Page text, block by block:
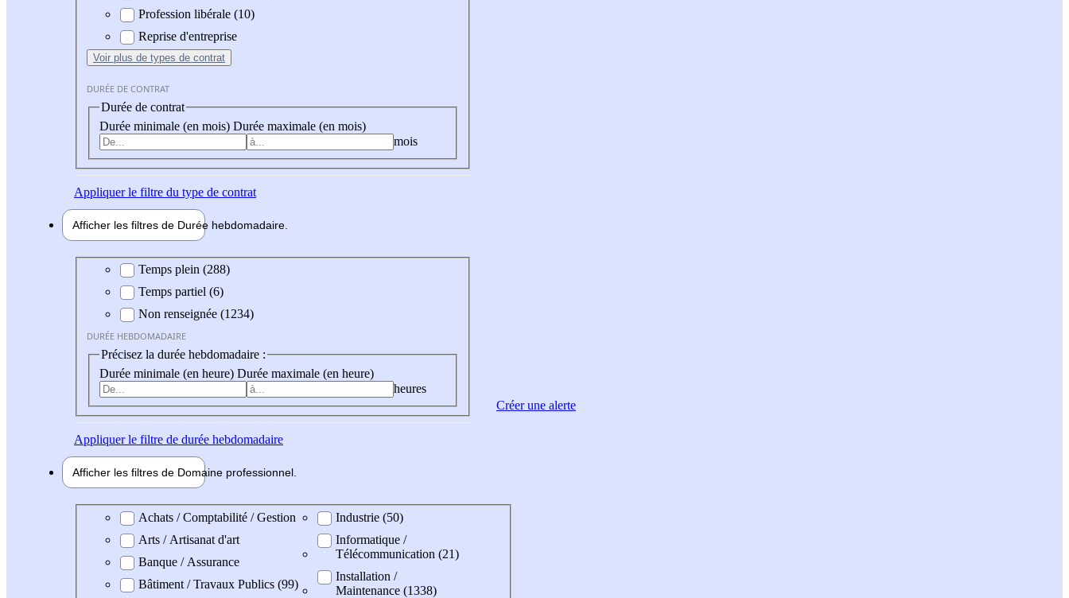
Profession libérale (10)
Reprise d'entreprise
Voir plus de types de contrat
DURÉE DE CONTRAT
Durée de contrat
Durée minimale (en mois) Durée maximale (en mois)
mois
Appliquerle filtre du type de contrat
Afficher les filtres de Durée hebdomadaire
Durée hebdomadaire
Temps plein (288)
Temps partiel (6)
Non renseignée (1234)
DURÉE HEBDOMADAIRE
Précisez la durée hebdomadaire :
Durée minimale (en heure) Durée maximale (en heure)
heures
Appliquerle filtre de durée hebdomadaire
Afficher les filtres de Domaine professionnel
Domaine professionel
Achats / Comptabilité / Gestion
Arts / Artisanat d'art
Banque / Assurance
Bâtiment / Travaux Publics (99)
Industrie (50)
Informatique /
Télécommunication (21)
Installation /
Maintenance (1338)
Créer une alerte